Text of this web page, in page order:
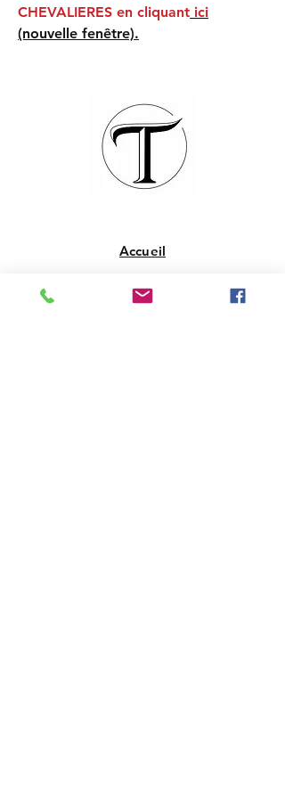
CHEVALIERES en cliquant ici
(nouvelle fenêtre).
Accueil
La boutique